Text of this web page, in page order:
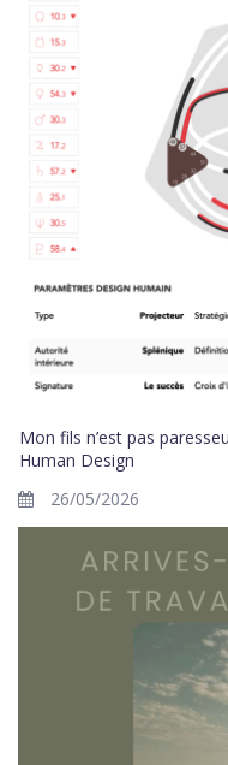
Mon fils n’est pas
Human Design
26/05/2026